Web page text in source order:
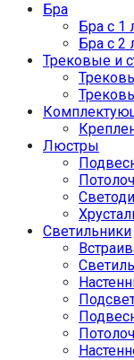
Бра
Бра с 1
Бра с 2
Трековые и
Люстры
Светильники